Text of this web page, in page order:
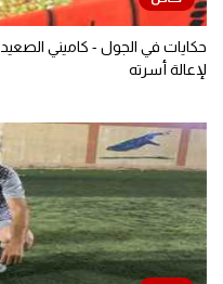
حكايات في الجول - كاميني
لإعالة أسرته